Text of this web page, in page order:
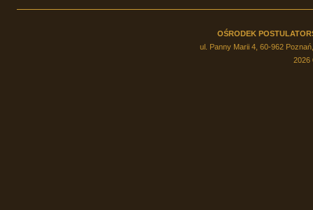
OŚRODEK
ul. Panny Marii 4, 60-962
2026